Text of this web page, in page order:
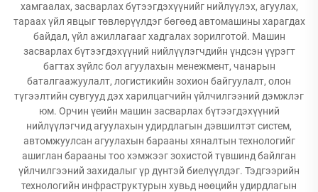
хамгаалах, засварлах бүтээгдэхүүнийг нийлүүлэх, агуулах,
тараах үйл явцыг төвлөрүүлдэг бөгөөд автомашины харагдах
байдал, үйл ажиллагааг хадгалах зорилготой. Машин
засварлах бүтээгдэхүүний нийлүүлэгчдийн үндсэн үүрэгт
багтах зүйлс бол агуулахын менежмент, чанарын
баталгаажуулалт, логистикийн зохион байгуулалт, олон
түгээлтийн сувгууд дэх харилцагчийн үйлчилгээний дэмжлэг
юм. Орчин үеийн машин засварлах бүтээгдэхүүний
нийлүүлэгчид агуулахын удирдлагын дэвшилтэт систем,
автомжуулсан агуулахын барааны хяналтын технологийг
ашиглан барааны тоо хэмжээг зохистой түвшинд байлган
үйлчилгээний захидалыг үр дүнтэй биелүүлдэг. Тэдгээрийн
технологийн инфраструктурын хувьд нөөцийн удирдлагын